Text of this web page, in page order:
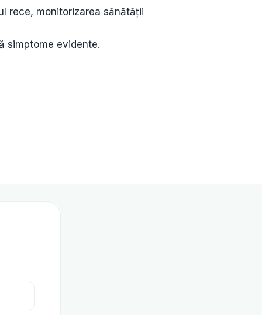
rece, monitorizarea sănătății
simptome evidente.